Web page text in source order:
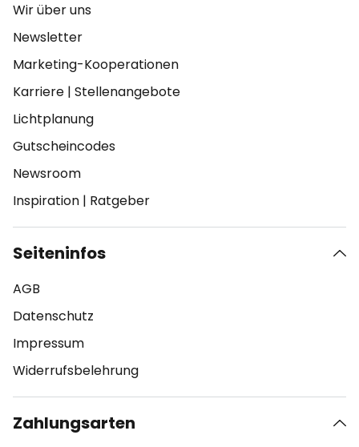
Wir über uns
Newsletter
Marketing-Kooperationen
Karriere | Stellenangebote
Lichtplanung
Gutscheincodes
Newsroom
Inspiration | Ratgeber
Seiteninfos
AGB
Datenschutz
Impressum
Widerrufsbelehrung
Zahlungsarten